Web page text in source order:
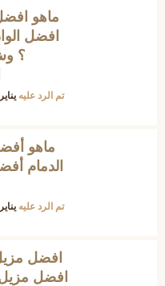
ماهو
افضل
؟
تم الرد عليه يناير 4، 2021
ماهو
الدمام
تم الرد عليه يناير 4، 2021
افضل
افضل